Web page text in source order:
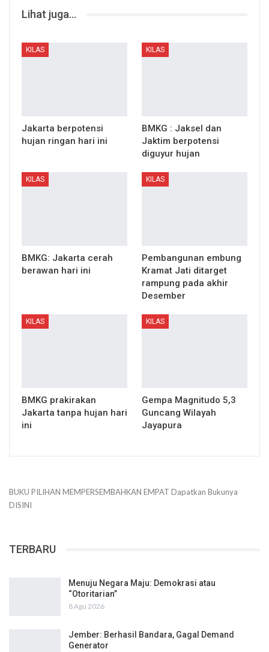
Lihat juga...
KILAS
Jakarta berpotensi
hujan ringan hari ini
KILAS
BMKG : Jaksel dan
Jaktim berpotensi
diguyur hujan
KILAS
BMKG: Jakarta cerah
berawan hari ini
KILAS
Pembangunan embung
Kramat Jati ditarget
rampung pada akhir
Desember
KILAS
BMKG prakirakan
Jakarta tanpa hujan hari
ini
KILAS
Gempa Magnitudo 5,3
Guncang Wilayah
Jayapura
BUKU PILIHAN MEMPERSEMBAHKAN EMPAT Dapatkan Bukunya
DISINI
TERBARU
Menuju Negara Maju: Demokrasi atau
“Otoritarian”
8 Agu 2026
Jember: Berhasil Bandara, Gagal Demand
Generator